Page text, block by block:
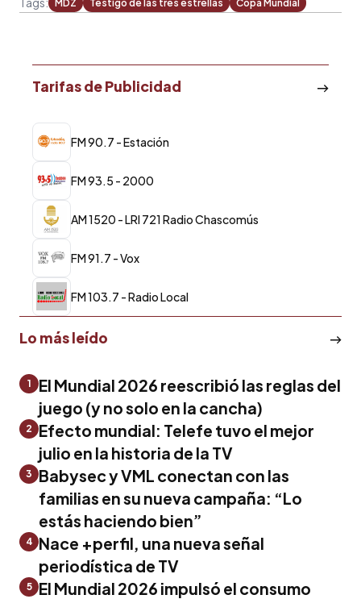
MDZ Testigo de las tres estrellas Copa Mundial
Tarifas de Publicidad
FM 90.7 - Estación
FM 93.5 - 2000
AM 1520 - LRI 721 Radio Chascomús
FM 91.7 - Vox
FM 103.7 - Radio Local
Lo más leído
1
El Mundial 2026 reescribió las reglas del
juego (y no solo en la cancha)
2
Efecto mundial: Telefe tuvo el mejor
julio en la historia de la TV
3
Babysec y VML conectan con las
familias en su nueva campaña: “Lo
estás haciendo bien”
4 Nace +perfil, una nueva señal
periodística de TV
5
El Mundial 2026 impulsó el consumo